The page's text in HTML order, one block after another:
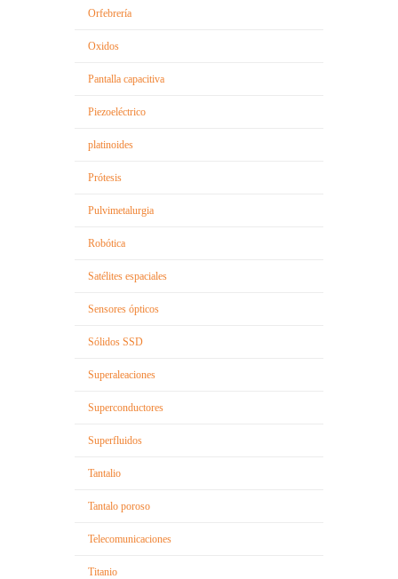
Orfebrería
Oxidos
Pantalla capacitiva
Piezoeléctrico
platinoides
Prótesis
Pulvimetalurgia
Robótica
Satélites espaciales
Sensores ópticos
Sólidos SSD
Superaleaciones
Superconductores
Superfluidos
Tantalio
Tantalo poroso
Telecomunicaciones
Titanio